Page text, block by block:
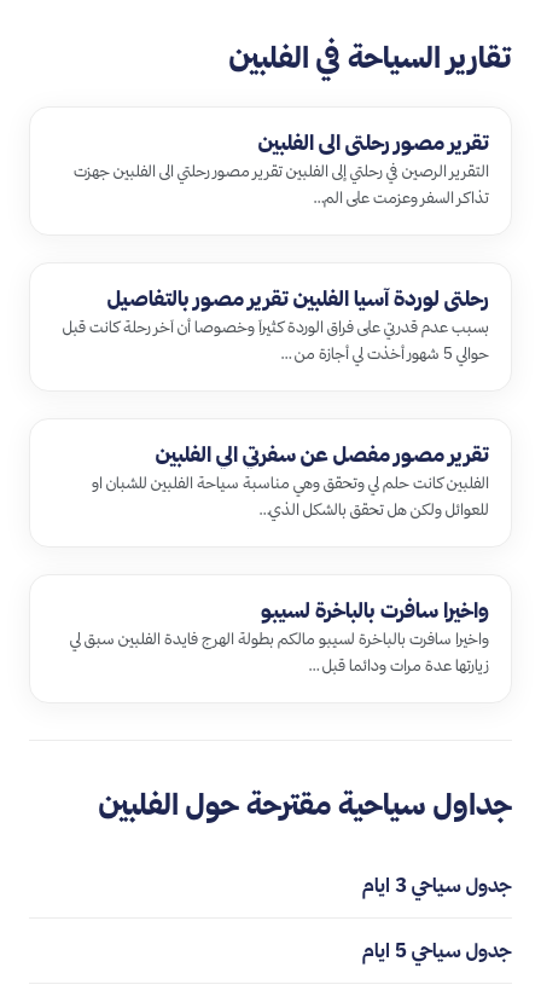
تقارير السياحة في الفلبين
تقرير مصور رحلتي الى الفلبين
التقرير الرصين في رحلتي إلى الفلبين تقرير مصور رحلتي الى الفلبين جهزت
تذاكر السفر وعزمت على الم…
رحلتي لوردة آسيا الفلبين تقرير مصور بالتفاصيل
بسبب عدم قدرتي على فراق الوردة كثيرآ وخصوصا أن آخر رحلة كانت قبل
حوالي 5 شهور أخذت لي أجازة من …
تقرير مصور مفصل عن سفرتي الي الفلبين
الفلبين كانت حلم لي وتحقق وهي مناسبة سياحة الفلبين للشبان او
للعوائل ولكن هل تحقق بالشكل الذي…
واخيرا سافرت بالباخرة لسيبو
واخيرا سافرت بالباخرة لسيبو مالكم بطولة الهرج فايدة الفلبين سبق لي
زيارتها عدة مرات ودائما قبل …
جداول سياحية مقترحة حول الفلبين
جدول سياحي 3 ايام
جدول سياحي 5 ايام